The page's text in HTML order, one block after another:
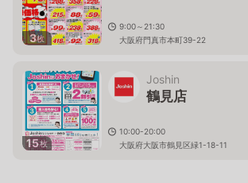
3枚
9:00～21:30
大阪府門真市本町39-22
15枚
Joshin
鶴見店
10:00-20:00
大阪府大阪市鶴見区緑1-18-11